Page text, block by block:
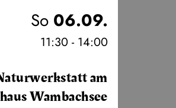
So 06.09.
11:30 - 14:00
am
Wambachsee